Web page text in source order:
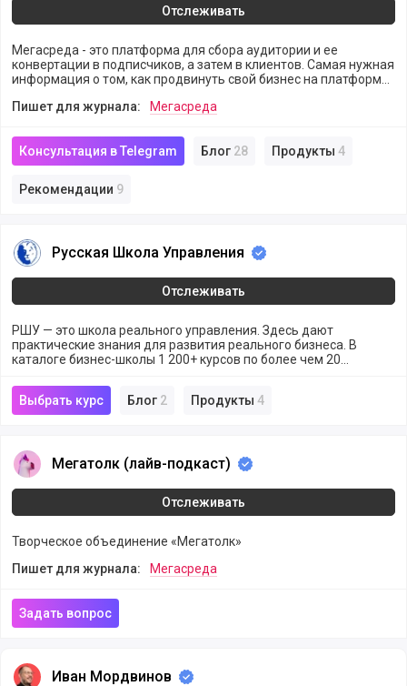
Отслеживать
Мегасреда - это платформа для сбора аудитории и ее
конвертации в подписчиков, а затем в клиентов. Самая нужная
информация о том, как продвинуть свой бизнес на платформе
кейсы.
Пишет для журнала: Мегасреда
Консультация в Telegram Блог 28 Продукты 4
Рекомендации 9
Русская Школа Управления
Русская Школа Управления
Отслеживать
РШУ — это школа реального управления. Здесь дают
практические знания для развития реального бизнеса. В
каталоге бизнес-школы 1 200+ курсов по более чем 20
Выбрать курс
Блог 2 Продукты 4
Мегатолк (лайв-подкаст)
Мегатолк (лайв-подкаст)
Отслеживать
Творческое объединение «Мегатолк»
Пишет для журнала:
Мегасреда
Задать вопрос
Иван Мордвинов
Иван Мордвинов